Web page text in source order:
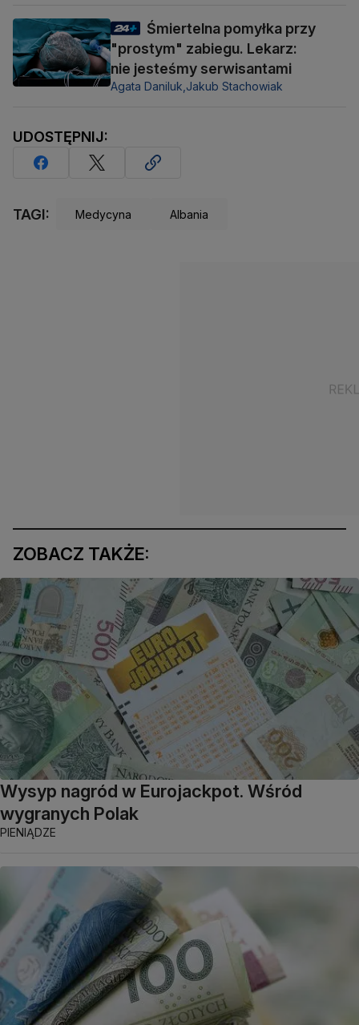
Śmiertelna pomyłka przy
"prostym" zabiegu. Lekarz:
nie jesteśmy serwisantami
Agata Daniluk,Jakub Stachowiak
UDOSTĘPNIJ:
TAGI: Medycyna Albania
ZOBACZ TAKŻE:
Wysyp nagród w Eurojackpot. Wśród
wygranych Polak
PIENIĄDZE